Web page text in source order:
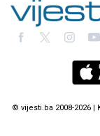
© vijesti.ba 2008-2026